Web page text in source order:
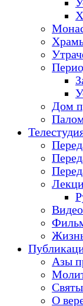
Дом
Азы
О